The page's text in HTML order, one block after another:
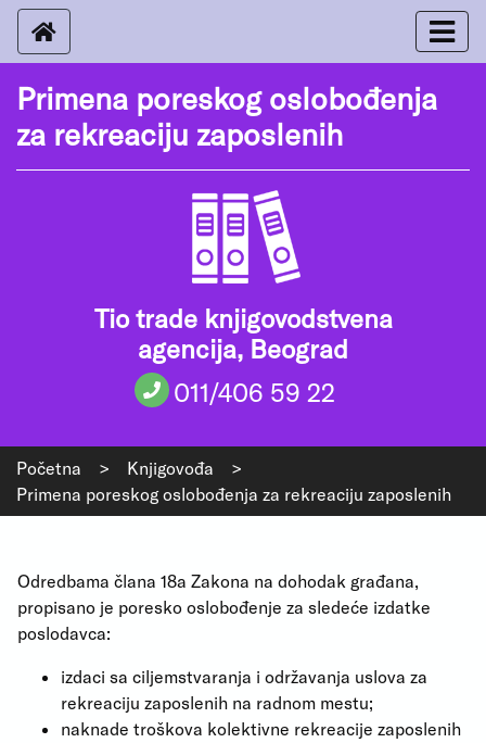
Primena poreskog oslobođenja
za rekreaciju zaposlenih
Tio trade knjigovodstvena
agencija, Beograd
011/406 59 22
Početna > Knjigovođa
>
Primena poreskog oslobođenja za rekreaciju zaposlenih
Odredbama člana 18a Zakona na dohodak građana,
propisano je poresko oslobođenje za sledeće izdatke
poslodavca:
izdaci sa ciljemstvaranja i održavanja uslova za
rekreaciju zaposlenih na radnom mestu;
naknade troškova kolektivne rekreacije zaposlenih